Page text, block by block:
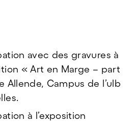
avec des gravures à
« Art en Marge – part
Allende, Campus de l’ulb
à l’exposition